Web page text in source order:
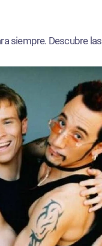
siempre. Descubre las
FM